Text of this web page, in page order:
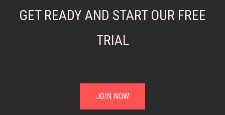
GET READY AND START OUR FREE
TRIAL
JOIN NOW